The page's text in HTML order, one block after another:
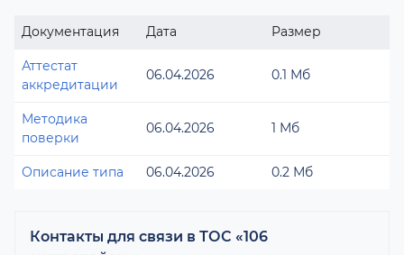
Документация Дата Размер
Аттестат
аккредитации
06.04.2026 0.1 Мб
Методика
поверки
06.04.2026 1 Мб
Описание типа 06.04.2026 0.2 Мб
Контакты для связи в ТОС «106